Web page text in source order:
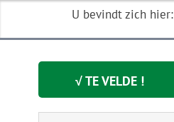
U bevindt zich hier:
√ TE VELDE !